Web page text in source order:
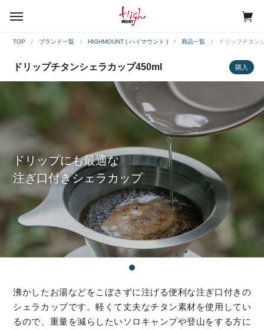
TOP ブランド一覧 HIGHMOUNT ( ハイマウント ) 商品一覧 ドリップチタン
ドリップチタンシェラカップ450ml 購入
ドリップにも最適な
注ぎ口付きシェラカップ
沸かしたお湯などをこぼさずに注げる便利な注ぎ口付きの
シェラカップです。軽くて丈夫なチタン素材を使用してい
るので、重量を減らしたいソロキャンプや登山をする方に